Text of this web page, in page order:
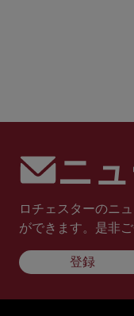
ニ
ロチェスターのニ
ができます。是非ご
登録